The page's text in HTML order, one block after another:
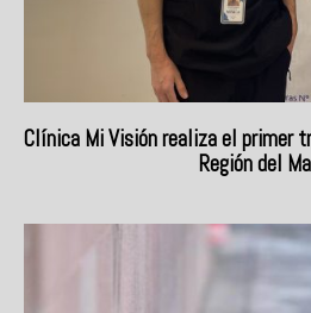
Clínica Mi Visión realiza el primer
Región del